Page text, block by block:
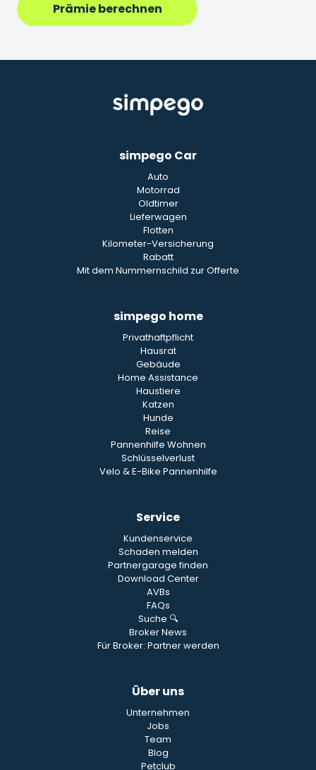
Prämie berechnen
simpego Car
Auto
Motorrad
Oldtimer
Lieferwagen
Flotten
Kilometer-Versicherung
Rabatt
Mit dem Nummernschild zur Offerte
simpego home
Privathaftpflicht
Hausrat
Gebäude
Home Assistance
Haustiere
Katzen
Hunde
Reise
Pannenhilfe Wohnen
Schlüsselverlust
Velo & E-Bike Pannenhilfe
Service
Kundenservice
Schaden melden
Partnergarage finden
Download Center
AVBs
FAQs
Suche 🔍
Broker News
Für Broker: Partner werden
Über uns
Unternehmen
Jobs
Team
Blog
Petclub